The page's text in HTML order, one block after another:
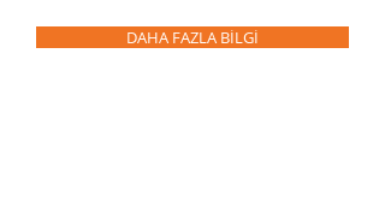
DAHA FAZLA BİLGİ